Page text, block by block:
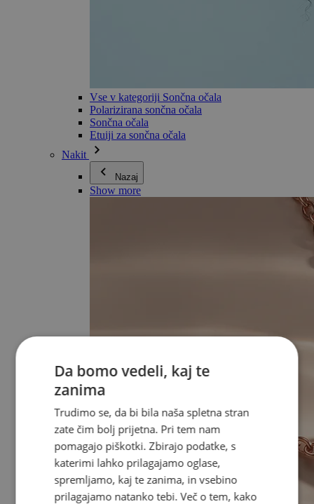
Vse v kategoriji Sončna očala
Polarizirana sončna očala
Sončna očala
Etuiji za sončna očala
Nakit
Nazaj
Show more
Da bomo vedeli, kaj te
zanima
Trudimo se, da bi bila naša spletna stran
zate čim bolj prijetna. Pri tem nam
pomagajo piškotki. Zbirajo podatke, s
katerimi lahko prilagajamo oglase,
spremljamo, kaj te zanima, in vsebino
prilagajamo natanko tebi. Več o tem, kako